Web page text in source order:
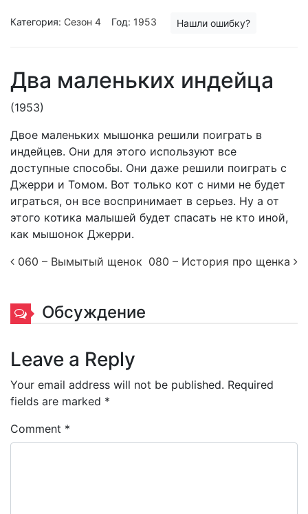
Категория: Сезон 4 Год: 1953 Нашли ошибку?
Два маленьких индейца
(1953)
Двое маленьких мышонка решили поиграть в
индейцев. Они для этого используют все
доступные способы. Они даже решили поиграть с
Джерри и Томом. Вот только кот с ними не будет
играться, он все воспринимает в серьез. Ну а от
этого котика малышей будет спасать не кто иной,
как мышонок Джерри.
Post navigation
060 – Вымытый щенок 080 – История про щенка
Обсуждение
Leave a Reply
Your email address will not be published. Required
fields are marked *
Comment *